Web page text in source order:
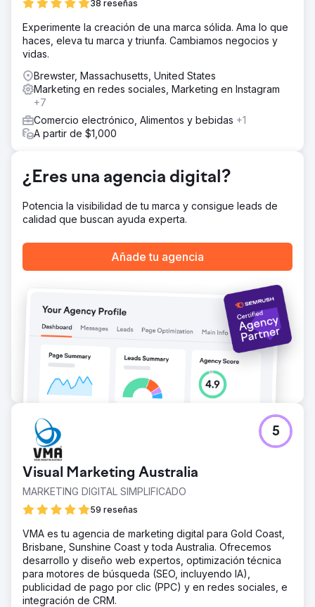
de marketing digital.
La solución
La solución implementada consiste en una estrategia de
inbound marketing que permite atraer desconocidos,
hasta convertirlos en embajadores. Se trata de un
proyecto de amplio alcance, que ha contado con una
intensa actividad de análisis, con la implicación de
diferentes áreas de la compañía, desde el marketing,
pasando por el comercial, pasando por el área de
El resultado
seis meses desde su lanzamiento.
Ir a la página de la agencia
38 reseñas
Experimente la creación de una marca sólida. Ama lo que
haces, eleva tu marca y triunfa. Cambiamos negocios y
vidas.
Brewster, Massachusetts, United States
Marketing en redes sociales, Marketing en Instagram
+7
Comercio electrónico, Alimentos y bebidas +1
A partir de $1,000
¿Eres una agencia digital?
Potencia la visibilidad de tu marca y consigue leads de
calidad que buscan ayuda experta.
Añade tu agencia
Visual Marketing Australia
MARKETING DIGITAL SIMPLIFICADO
59 reseñas
5
VMA es tu agencia de marketing digital para Gold Coast,
Brisbane, Sunshine Coast y toda Australia. Ofrecemos
desarrollo y diseño web expertos, optimización técnica
para motores de búsqueda (SEO, incluyendo IA),
publicidad de pago por clic (PPC) y en redes sociales, e
integración de CRM.